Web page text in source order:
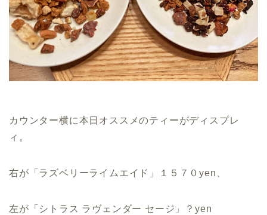
カウンター横に本日オススメのティーがディスプレ
ィ。
右が「ラズベリーライムエイド」１５７０yen、
左が「シトラス ラヴェンダー セージ」？yen